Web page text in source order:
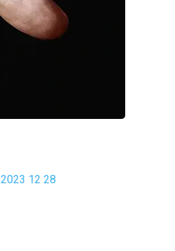
2023 12 28